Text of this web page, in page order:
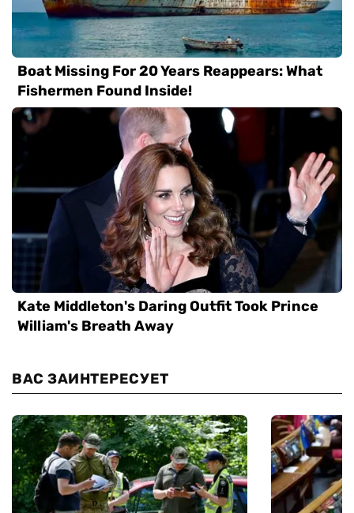
ВАС ЗАИНТЕРЕСУЕТ